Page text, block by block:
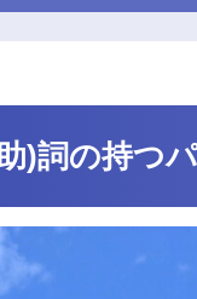
)詞の持つ